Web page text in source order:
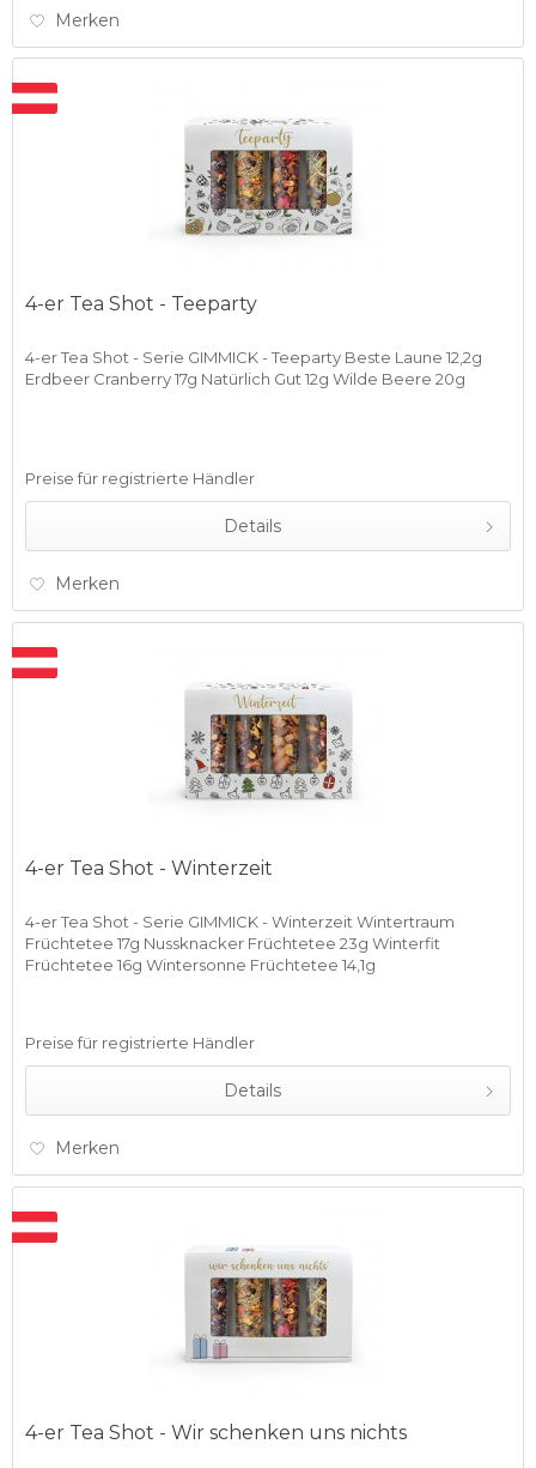
Merken
4-er Tea Shot - Teeparty
4-er Tea Shot - Serie GIMMICK - Teeparty Beste Laune 12,2g
Erdbeer Cranberry 17g Natürlich Gut 12g Wilde Beere 20g
Preise für registrierte Händler
Details
Merken
4-er Tea Shot - Winterzeit
4-er Tea Shot - Serie GIMMICK - Winterzeit Wintertraum
Früchtetee 17g Nussknacker Früchtetee 23g Winterfit
Früchtetee 16g Wintersonne Früchtetee 14,1g
Preise für registrierte Händler
Details
Merken
4-er Tea Shot - Wir schenken uns nichts